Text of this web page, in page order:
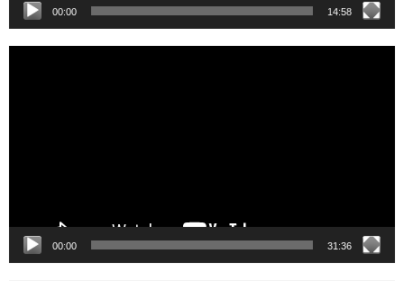
00:00 14:58
00:00 31:36